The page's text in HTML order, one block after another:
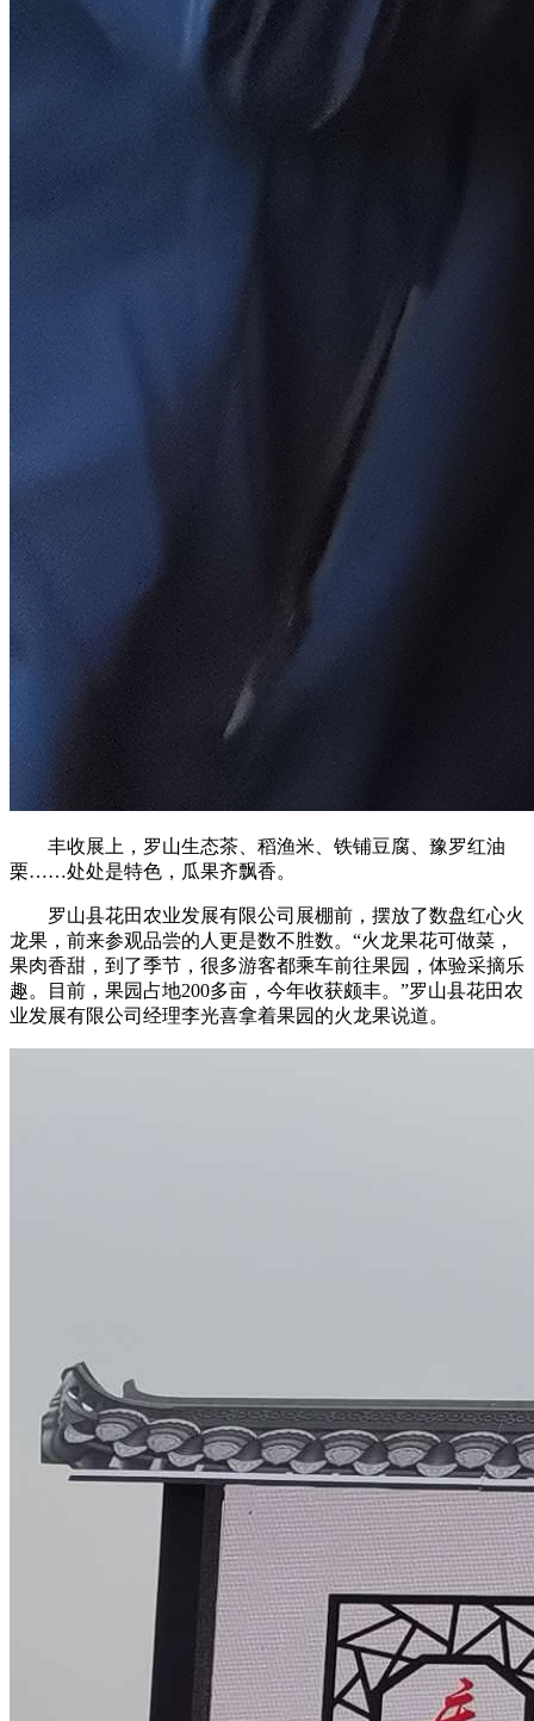
丰收展上，罗山生态茶、稻渔米、铁铺豆腐、豫罗红油
栗……处处是特色，瓜果齐飘香。
罗山县花田农业发展有限公司展棚前，摆放了数盘红心火
龙果，前来参观品尝的人更是数不胜数。“火龙果花可做菜，
果肉香甜，到了季节，很多游客都乘车前往果园，体验采摘乐
趣。目前，果园占地200多亩，今年收获颇丰。”罗山县花田农
业发展有限公司经理李光喜拿着果园的火龙果说道。